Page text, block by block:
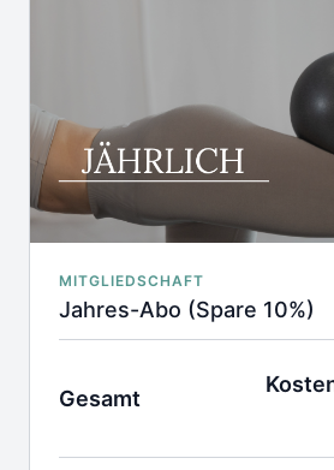
Das Abo kann bis 4 Wochen
Das Abo kann pausiert werden
Die Nutzung der Videos erfolgt
Verantwortung
MITGLIEDSCHAFT
Jahres-Abo (Spare 10%)
Gesamt